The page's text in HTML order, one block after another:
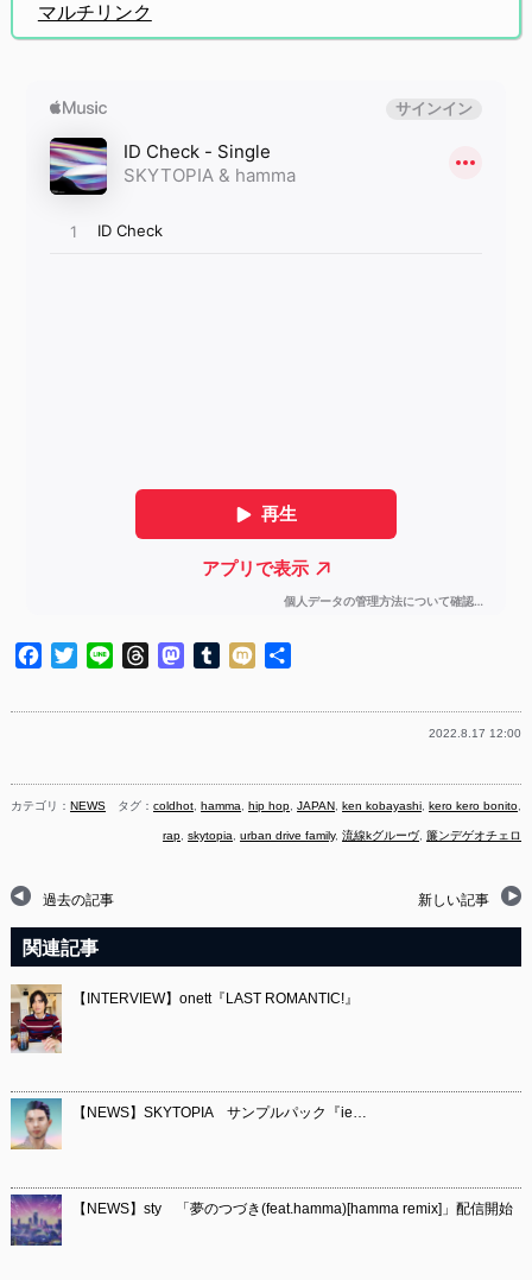
マルチリンク
Facebook
TwitterLine ThreadsMastodon
Tumblr
Mixi
2022.8.17 12:00
カテゴリ： NEWS タグ：coldhot, hamma, hip hop,JAPAN, ken kobayashi, kero kero bonito,
rap,skytopia,urban drive family,流線kグルーヴ,簾ンデゲオチェロ
過去の記事 新しい記事
関連記事
【INTERVIEW】onett『LAST ROMANTIC!』
【NEWS】SKYTOPIA サンプルパック『ie…
【NEWS】sty 「夢のつづき(feat.hamma)[hamma remix]」配信開始